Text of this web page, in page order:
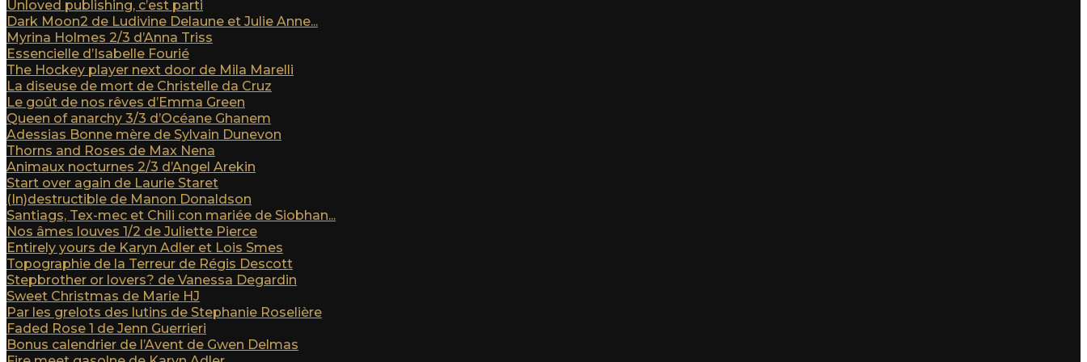
Unloved publishing, c’est parti
Dark Moon2 de Ludivine Delaune et Julie Anne...
Myrina Holmes 2/3 d’Anna Triss
Essencielle d’Isabelle Fourié
The Hockey player next door de Mila Marelli
La diseuse de mort de Christelle da Cruz
Le goût de nos rêves d’Emma Green
Queen of anarchy 3/3 d’Océane Ghanem
Adessias Bonne mère de Sylvain Dunevon
Thorns and Roses de Max Nena
Animaux nocturnes 2/3 d’Angel Arekin
Start over again de Laurie Staret
(In)destructible de Manon Donaldson
Santiags, Tex-mec et Chili con mariée de Siobhan...
Nos âmes louves 1/2 de Juliette Pierce
Entirely yours de Karyn Adler et Lois Smes
Topographie de la Terreur de Régis Descott
Stepbrother or lovers? de Vanessa Degardin
Sweet Christmas de Marie HJ
Par les grelots des lutins de Stephanie Roselière
Faded Rose 1 de Jenn Guerrieri
Bonus calendrier de l’Avent de Gwen Delmas